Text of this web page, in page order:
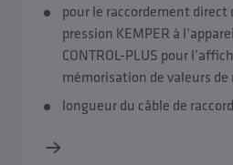
pour le raccordement direct
pression KEMPER à
CONTROL-PLUS pour
mémorisation de valeurs de
longueur du câble de